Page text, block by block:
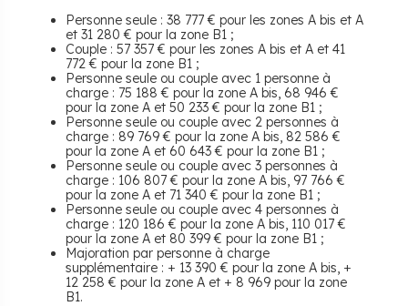
Personne seule : 38 777 € pour les zones A bis et A
et 31 280 € pour la zone B1 ;
Couple : 57 357 € pour les zones A bis et A et 41
772 € pour la zone B1 ;
Personne seule ou couple avec 1 personne à
charge : 75 188 € pour la zone A bis, 68 946 €
pour la zone A et 50 233 € pour la zone B1 ;
Personne seule ou couple avec 2 personnes à
charge : 89 769 € pour la zone A bis, 82 586 €
pour la zone A et 60 643 € pour la zone B1 ;
Personne seule ou couple avec 3 personnes à
charge : 106 807 € pour la zone A bis, 97 766 €
pour la zone A et 71 340 € pour la zone B1 ;
Personne seule ou couple avec 4 personnes à
charge : 120 186 € pour la zone A bis, 110 017 €
pour la zone A et 80 399 € pour la zone B1 ;
Majoration par personne à charge
supplémentaire : + 13 390 € pour la zone A bis, +
12 258 € pour la zone A et + 8 969 pour la zone
B1.